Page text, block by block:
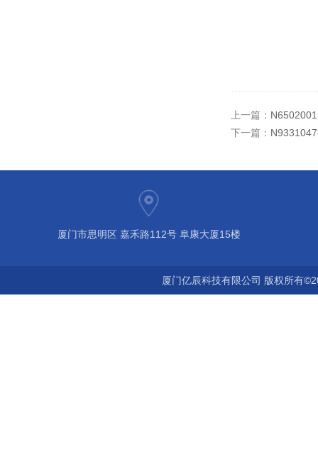
上一篇：
下一篇：
厦门市思明区 嘉禾路112号 阜康大厦15楼
厦门亿辰科技有限公司 版权所有